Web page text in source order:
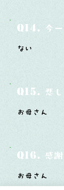
Q14. 今
ない
Q15. 悲
お母さん
Q16. 感
お母さん